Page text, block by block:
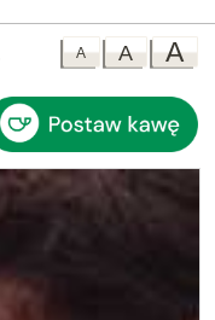
A
A
A